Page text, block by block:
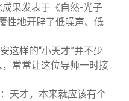
果发表于《自然-光子
性地开辟了低噪声、低
这样的“小天才”并不少
常常让这位导师一时接
天才，本来就应该有个